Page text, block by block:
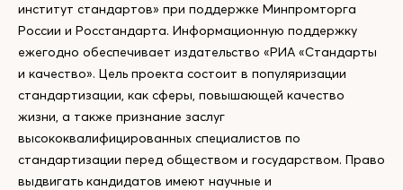
институт стандартов» при поддержке Минпромторга
России и Росстандарта. Информационную поддержку
ежегодно обеспечивает издательство «РИА «Стандарты
и качество». Цель проекта состоит в популяризации
стандартизации, как сферы, повышающей качество
жизни, а также признание заслуг
высококвалифицированных специалистов по
стандартизации перед обществом и государством. Право
выдвигать кандидатов имеют научные и